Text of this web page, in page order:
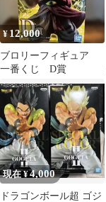
¥12,000
ブロリーフィギュア
一番くじ D賞
現在 ¥4,000
ドラゴンボール超 ゴジ